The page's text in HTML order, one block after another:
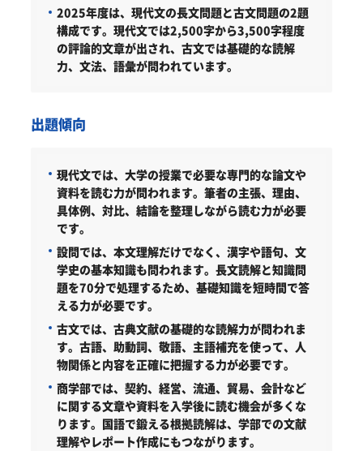
2025年度は、現代文の長文問題と古文問題の2題
構成です。現代文では2,500字から3,500字程度
の評論的文章が出され、古文では基礎的な読解
力、文法、語彙が問われています。
出題傾向
現代文では、大学の授業で必要な専門的な論文や
資料を読む力が問われます。筆者の主張、理由、
具体例、対比、結論を整理しながら読む力が必要
です。
設問では、本文理解だけでなく、漢字や語句、文
学史の基本知識も問われます。長文読解と知識問
題を70分で処理するため、基礎知識を短時間で答
える力が必要です。
古文では、古典文献の基礎的な読解力が問われま
す。古語、助動詞、敬語、主語補充を使って、人
物関係と内容を正確に把握する力が必要です。
商学部では、契約、経営、流通、貿易、会計など
に関する文章や資料を入学後に読む機会が多くな
ります。国語で鍛える根拠読解は、学部での文献
理解やレポート作成にもつながります。